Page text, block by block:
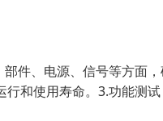
件、电源、信号等方面
和使用寿命。3.功能测